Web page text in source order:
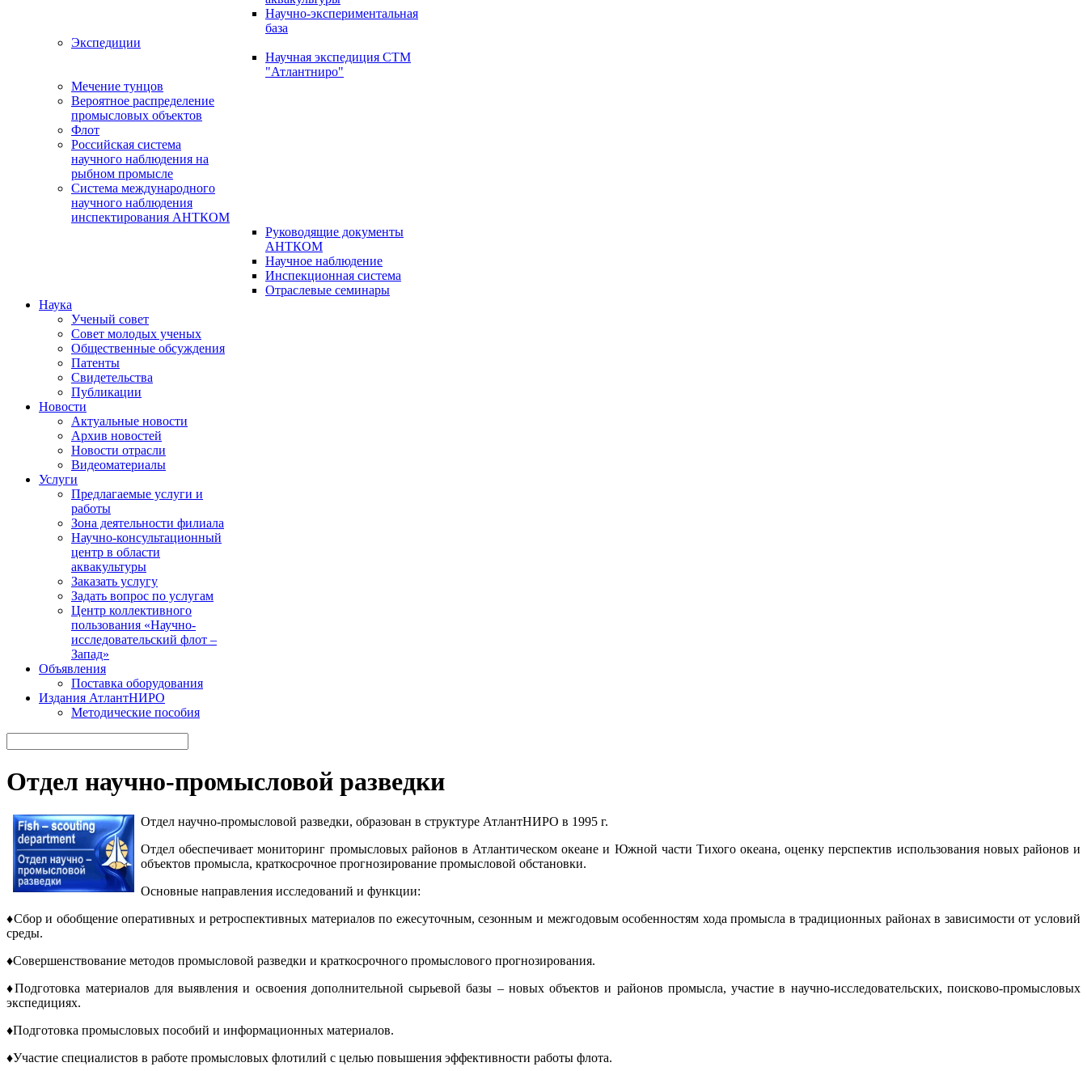
Научно-экспериментальная
база
Экспедиции
Научная экспедиция СТМ
"Атлантниро"
Мечение тунцов
Вероятное распределение
промысловых объектов
Флот
Российская система
научного наблюдения на
рыбном промысле
Система международного
научного наблюдения
инспектирования АНТКОМ
Руководящие документы
АНТКОМ
Научное наблюдение
Инспекционная система
Отраслевые семинары
Наука
Ученый совет
Совет молодых ученых
Общественные обсуждения
Патенты
Свидетельства
Публикации
Новости
Актуальные новости
Архив новостей
Новости отрасли
Видеоматериалы
Услуги
Предлагаемые услуги и
работы
Зона деятельности филиала
Научно-консультационный
центр в области
аквакультуры
Заказать услугу
Задать вопрос по услугам
Центр коллективного
пользования «Научно-
исследовательский флот –
Запад»
Объявления
Поставка оборудования
Издания АтлантНИРО
Методические пособия
Отдел научно-промысловой разведки
Отдел научно-промысловой разведки, образован в структуре АтлантНИРО в 1995 г.
Отдел обеспечивает мониторинг промысловых районов в Атлантическом океане и Южной части Тихого океана, оценку перспектив использования новых районов и
объектов промысла, краткосрочное прогнозирование промысловой обстановки.
Основные направления исследований и функции:
♦Сбор и обобщение оперативных и ретроспективных материалов по ежесуточным, сезонным и межгодовым особенностям хода промысла в традиционных районах в зависимости от условий
среды.
♦Совершенствование методов промысловой разведки и краткосрочного промыслового прогнозирования.
♦Подготовка материалов для выявления и освоения дополнительной сырьевой базы – новых объектов и районов промысла, участие в научно-исследовательских, поисково-промысловых
экспедициях.
♦Подготовка промысловых пособий и информационных материалов.
♦Участие специалистов в работе промысловых флотилий с целью повышения эффективности работы флота.